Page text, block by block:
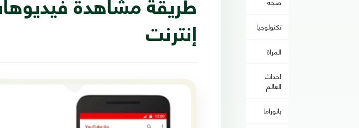
تكنولوجيا
المراة
احداث
العالم
بانوراما
إنترنت